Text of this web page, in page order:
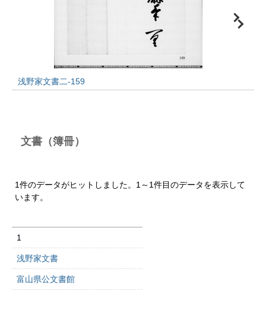
浅野家文書二-159
文書（簿冊）
1件のデータがヒットしました。1～1件目のデータを表示して
います。
1
浅野家文書
富山県公文書館